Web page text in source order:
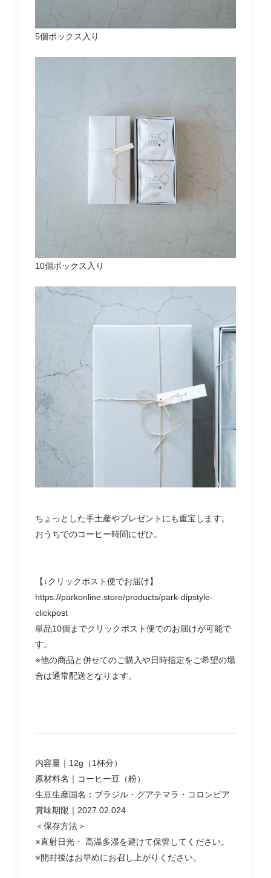
5個ボックス入り
10個ボックス入り
ちょっとした手土産やプレゼントにも重宝します。
おうちでのコーヒー時間にぜひ。
【↓クリックポスト便でお届け】
https://parkonline.store/products/park-dipstyle-
clickpost
単品10個までクリックポスト便でのお届けが可能で
す。
※他の商品と併せてのご購入や日時指定をご希望の場
合は通常配送となります。
内容量｜12g（1杯分）
原材料名｜コーヒー豆（粉）
生豆生産国名：ブラジル・グアテマラ・コロンビア
賞味期限｜2027.02.024
＜保存方法＞
※直射日光・ 高温多湿を避けて保管してください。
※開封後はお早めにお召し上がりください。